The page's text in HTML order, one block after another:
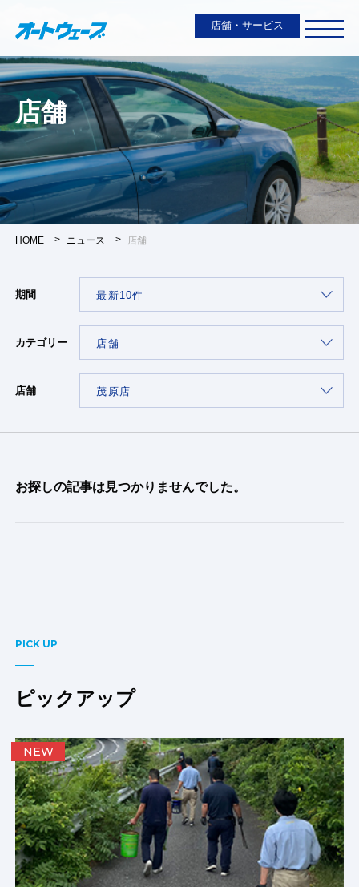
店舗・サービス
店舗
HOME ニュース 店舗
期間
カテゴリー
店舗
お探しの記事は見つかりませんでした。
PICK UP
ピックアップ
NEW